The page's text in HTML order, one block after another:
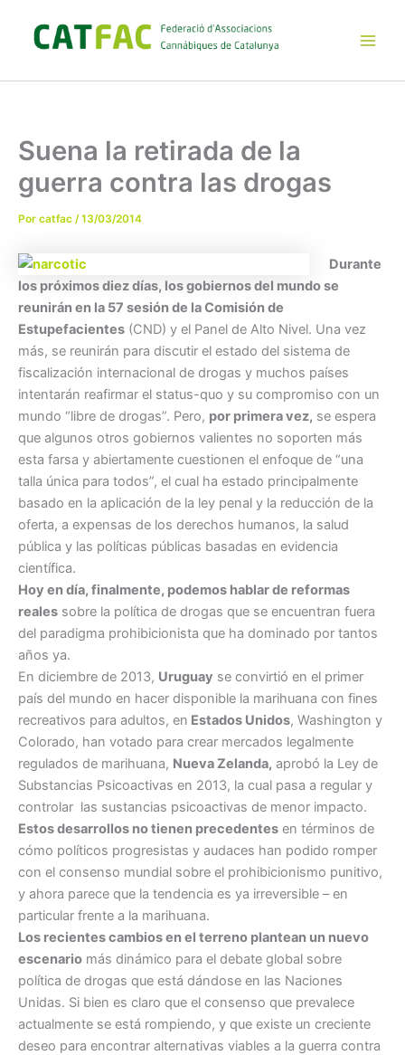
contenido
Suena la retirada de la
guerra contra las drogas
Por catfac /13/03/2014
Durante
los próximos diez días, los gobiernos del mundo se
reunirán en la 57 sesión de la Comisión de
Estupefacientes (CND) y el Panel de Alto Nivel. Una vez
más, se reunirán para discutir el estado del sistema de
fiscalización internacional de drogas y muchos países
intentarán reafirmar el status-quo y su compromiso con un
mundo “libre de drogas”. Pero, por primera vez, se espera
que algunos otros gobiernos valientes no soporten más
esta farsa y abiertamente cuestionen el enfoque de “una
talla única para todos”, el cual ha estado principalmente
basado en la aplicación de la ley penal y la reducción de la
oferta, a expensas de los derechos humanos, la salud
pública y las políticas públicas basadas en evidencia
científica.
Hoy en día, finalmente, podemos hablar de reformas
reales sobre la política de drogas que se encuentran fuera
del paradigma prohibicionista que ha dominado por tantos
años ya.
En diciembre de 2013, Uruguay se convirtió en el primer
país del mundo en hacer disponible la marihuana con fines
recreativos para adultos, en Estados Unidos, Washington y
Colorado, han votado para crear mercados legalmente
regulados de marihuana, Nueva Zelanda, aprobó la Ley de
Substancias Psicoactivas en 2013, la cual pasa a regular y
controlar las sustancias psicoactivas de menor impacto.
Estos desarrollos no tienen precedentes en términos de
cómo políticos progresistas y audaces han podido romper
con el consenso mundial sobre el prohibicionismo punitivo,
y ahora parece que la tendencia es ya irreversible – en
particular frente a la marihuana.
Los recientes cambios en el terreno plantean un nuevo
escenario más dinámico para el debate global sobre
política de drogas que está dándose en las Naciones
Unidas. Si bien es claro que el consenso que prevalece
actualmente se está rompiendo, y que existe un creciente
deseo para encontrar alternativas viables a la guerra contra